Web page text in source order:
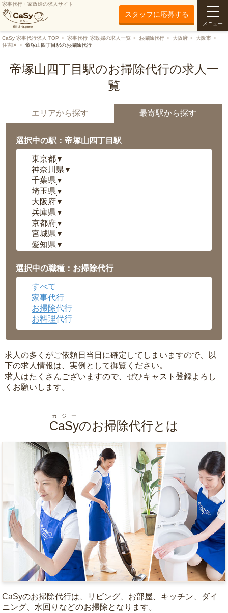
家事代行・家政婦の求人サイト
スタッフに応募する
メニュー
CaSy 家事代行求人 TOP 家事代行･家政婦の求人一覧 お掃除代行 大阪府
大阪市
住吉区
帝塚山四丁目駅のお掃除代行
帝塚山四丁目駅のお掃除代行の求人一
覧
エリアから探す 最寄駅から探す
選択中の駅：帝塚山四丁目駅
東京都▼
神奈川県 ▼
千葉県 ▼
埼玉県 ▼
大阪府▼
兵庫県 ▼
京都府▼
宮城県 ▼
愛知県 ▼
岡山県▼
広島県▼
沖縄県
選択中の職種：お掃除代行
すべて
家事代行
お掃除代行
お料理代行
求人の多くがご依頼日当日に確定してしまいますので、以
下の求人情報は、実例として御覧ください。
求人はたくさんございますので、ぜひキャスト登録よろし
くお願いします。
CaSy
カジー
のお掃除代行とは
CaSyのお掃除代行は、リビング、お部屋、キッチン、ダイ
ニング、水回りなどのお掃除となります。